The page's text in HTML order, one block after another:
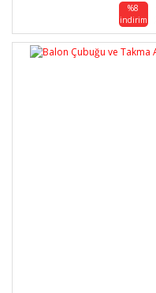
%8
indirim